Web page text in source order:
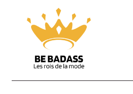
content